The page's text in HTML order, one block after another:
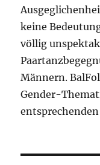
keine
völlig
Männern.
Gender-